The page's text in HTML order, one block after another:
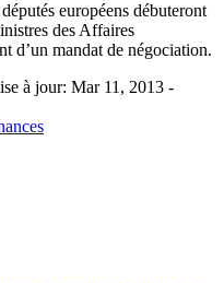
européens débuteront
des Affaires
d’un mandat de négociation.
à jour: Mar 11, 2013 -